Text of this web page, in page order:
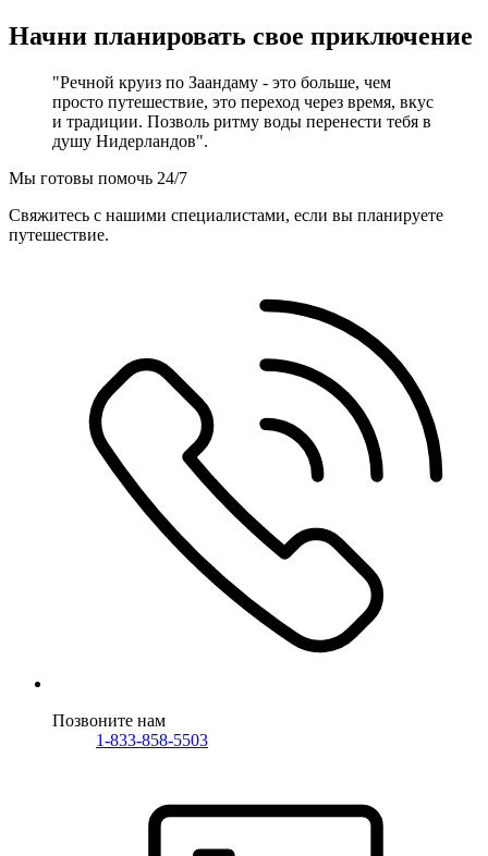
Начни планировать свое приключение
"Речной круиз по Заандаму - это больше, чем
просто путешествие, это переход через время, вкус
и традиции. Позволь ритму воды перенести тебя в
душу Нидерландов".
Мы готовы помочь 24/7
Свяжитесь с нашими специалистами, если вы планируете
путешествие.
Позвоните нам
1-833-858-5503